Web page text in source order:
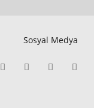
Sosyal Medya